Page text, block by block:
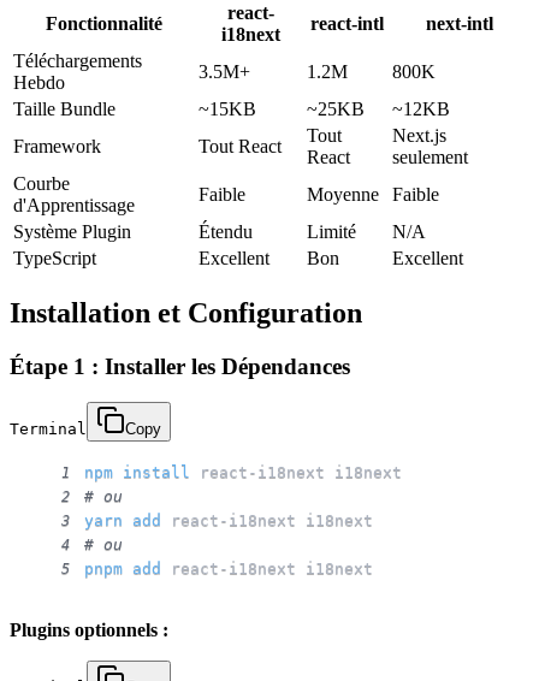
Fonctionnalité
react-
i18next
react-intl
next-intl
Téléchargements
Hebdo
3.5M+ 1.2M
800K
Taille Bundle
~15KB ~25KB
~12KB
Framework
Tout React
Tout
React
Next.js
seulement
Courbe
d'Apprentissage
Faible Moyenne
Faible
Système Plugin
Étendu Limité
N/A
TypeScript
Excellent Bon Excellent
Installation et Configuration
Étape 1 : Installer les Dépendances
Terminal Copy
1 npm install
2 # ou
3 yarn add
4 # ou
5 pnpm add react-i18next i18next
Plugins optionnels :